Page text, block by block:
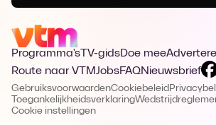
Programma's TV-gidsDoe mee
Route naar VTMJobsFAQNieuwsbrief
GebruiksvoorwaardenCookiebeleid
Toegankelijkheidsverklaring
Cookie instellingen